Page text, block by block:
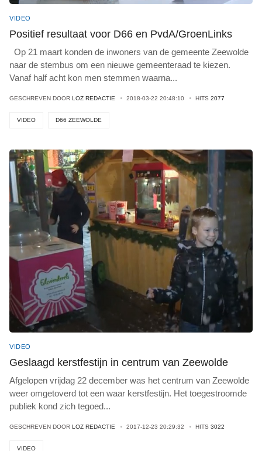
VIDEO
Positief resultaat voor D66 en PvdA/GroenLinks
Op 21 maart konden de inwoners van de gemeente Zeewolde
naar de stembus om een nieuwe gemeenteraad te kiezen.
Vanaf half acht kon men stemmen waarna...
GESCHREVEN DOOR LOZ REDACTIE 2018-03-22 20:48:10 HITS 2077
VIDEO D66 ZEEWOLDE
VIDEO
Geslaagd kerstfestijn in centrum van Zeewolde
Afgelopen vrijdag 22 december was het centrum van Zeewolde
weer omgetoverd tot een waar kerstfestijn. Het toegestroomde
publiek kond zich tegoed...
GESCHREVEN DOOR LOZ REDACTIE 2017-12-23 20:29:32 HITS 3022
VIDEO